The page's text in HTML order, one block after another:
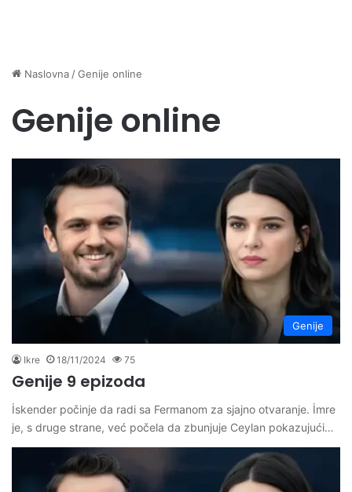
Naslovna /Genije online
Genije online
Genije
Ikre 18/11/2024 75
Genije 9 epizoda
İskender počinje da radi sa Fermanom za sjajno otvaranje. İmre
je, s druge strane, već počela da zbunjuje Ceylan pokazujući…